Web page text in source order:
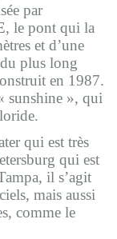
par
, le pont qui la
et d’une
plus long
en 1987.
sunshine », qui
qui est très
qui est
il s’agit
mais aussi
comme le